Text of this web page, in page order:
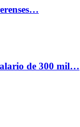
de 300 mil…